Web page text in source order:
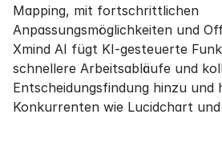
Mapping, mit fortschrittlichen
Anpassungsmöglichkeiten und
Xmind AI fügt KI-gesteuerte
schnellere Arbeitsabläufe und
Entscheidungsfindung hinzu und
Konkurrenten wie Lucidchart